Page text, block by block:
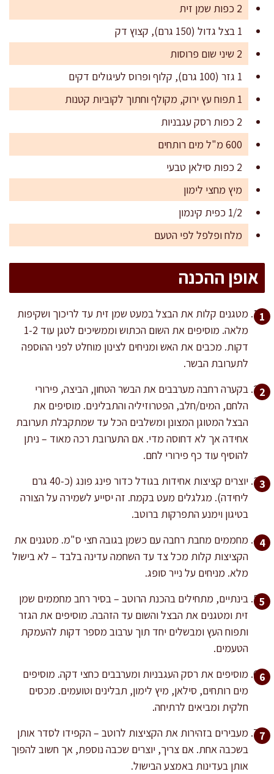
2 כפות שמן זית
1 בצל גדול (150 גרם), קצוץ דק
2 שיני שום פרוסות
1 גזר (100 גרם), קלוף ופרוס לעיגולים דקים
1 תפוח עץ ירוק, מקולף וחתוך לקוביות קטנות
2 כפות רסק עגבניות
600 מ"ל מים רותחים
2 כפות סילאן טבעי
מיץ מחצי לימון
1/2 כפית קינמון
מלח ופלפל לפי הטעם
אופן ההכנה
מטגנים קלות את הבצל במעט שמן זית עד לריכוך ושקיפות
מלאה. מוסיפים את השום הכתוש וממשיכים לטגן עוד 1-2
דקות. מכבים את האש ומניחים לצינון מוחלט לפני ההוספה
לתערובת הבשר.
בקערה רחבה מערבבים את הבשר הטחון, הביצה, פירורי
הלחם, המים/חלב, הפטרוזיליה והתבלינים. מוסיפים את
הבצל המטוגן המצונן ומשלבים הכל עד שמתקבלת תערובת
אחידה אך לא דחוסה מדי. אם התערובת רכה מאוד – ניתן
להוסיף עוד כף פירורי לחם.
יוצרים קציצות אחידות בגודל כדור פינג פונג (כ-40 גרם
ליחידה). מגלגלים מעט בקמח. זה יסייע לשמירה על הצורה
בטיגון וימנע התפרקות ברוטב.
מחממים מחבת רחבה עם כשמן בגובה חצי ס"מ. מטגנים את
הקציצות קלות מכל צד עד השחמה עדינה בלבד – לא בישול
מלא. מניחים על נייר סופג.
בינתיים, מתחילים בהכנת הרוטב – בסיר רחב מחממים שמן
זית ומטגנים את הבצל והשום עד הזהבה. מוסיפים את הגזר
ותפוח העץ ומבשלים יחד תוך ערבוב מספר דקות להעמקת
הטעמים.
מוסיפים את רסק העגבניות ומערבבים כחצי דקה. מוסיפים
מים רותחים, סילאן, מיץ לימון, תבלינים וטועמים. מכסים
חלקית ומביאים לרתיחה.
מעבירים בזהירות את הקציצות לרוטב – הקפידו לסדר אותן
בשכבה אחת. אם צריך, יוצרים שכבה נוספת, אך חשוב להפוך
אותן בעדינות באמצע הבישול.